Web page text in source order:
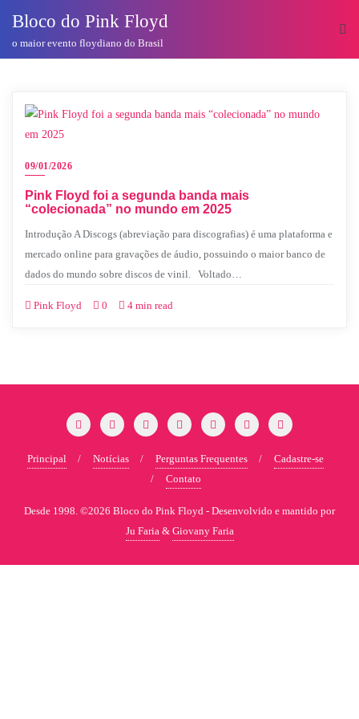
conteúdo
Bloco do Pink Floyd
o maior evento floydiano do Brasil
09/01/2026
Pink Floyd foi a segunda banda mais
“colecionada” no mundo em 2025
Introdução A Discogs (abreviação para discografias) é uma plataforma e
mercado online para gravações de áudio, possuindo o maior banco de
dados do mundo sobre discos de vinil. Voltado…
Pink Floyd 0 4 min read
Principal Notícias Perguntas Frequentes
Cadastre-se
Contato
Desde 1998. ©2026 Bloco do Pink Floyd - Desenvolvido e mantido por
Ju Faria & Giovany Faria